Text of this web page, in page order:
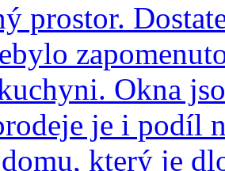
prostor.
Okna
je i podíl
který je